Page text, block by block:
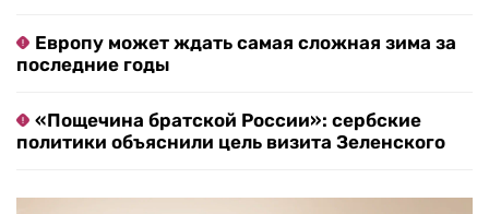
Европу может ждать самая сложная зима за
последние годы
«Пощечина братской России»: сербские
политики объяснили цель визита Зеленского